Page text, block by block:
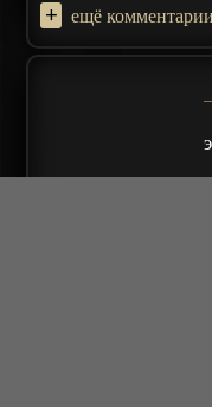
+ ещё комментарии